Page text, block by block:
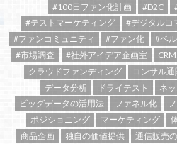
#100日ファン化計画 #D2C
#テストマーケティング
#デジタルコ
#ファンコミュニティ
#ファン化 #ベ
#市場調査
#社外アイデア企画室 CRM
クラウドファンディング
コンサル通
データ分析
ドライテスト ネ
ビッグデータの活用法
ファネル化
ポジショニング
マーケティング
商品企画
独自の価値提供 通信販売